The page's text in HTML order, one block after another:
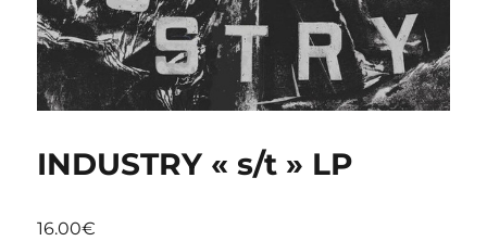
INDUSTRY « s/t » LP
16.00€